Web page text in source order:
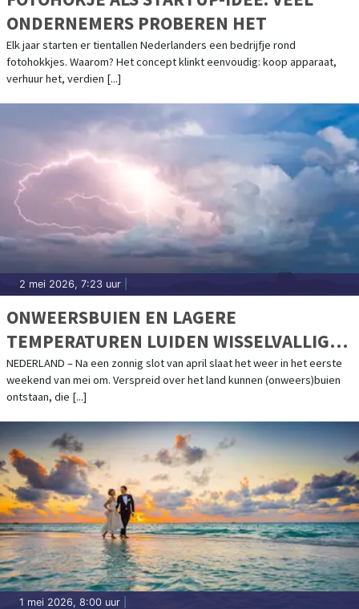
ONDERNEMERS PROBEREN HET
Elk jaar starten er tientallen Nederlanders een bedrijfje rond
fotohokkjes. Waarom? Het concept klinkt eenvoudig: koop apparaat,
verhuur het, verdien [...]
2 mei 2026, 7:23 uur
ONWEERSBUIEN EN LAGERE
TEMPERATUREN LUIDEN WISSELVALLIG
BEGIN VAN MEI IN
NEDERLAND – Na een zonnig slot van april slaat het weer in het eerste
weekend van mei om. Verspreid over het land kunnen (onweers)buien
ontstaan, die [...]
1 mei 2026, 8:00 uur